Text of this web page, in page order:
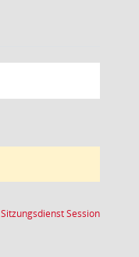
SitzungsdienstSession(Wird in